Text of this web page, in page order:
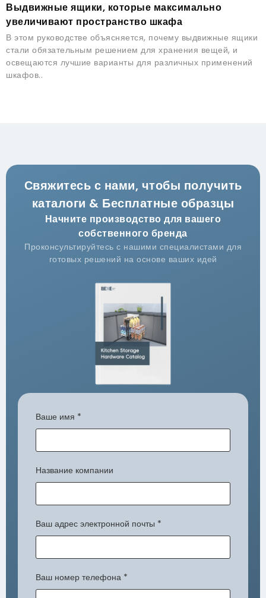
Выдвижные ящики, которые максимально
увеличивают пространство шкафа
В этом руководстве объясняется, почему выдвижные ящики
стали обязательным решением для хранения вещей, и
освещаются лучшие варианты для различных применений
шкафов..
Свяжитесь с нами, чтобы получить
каталоги & Бесплатные образцы
Начните производство для вашего
собственного бренда
Проконсультируйтесь с нашими специалистами для
готовых решений на основе ваших идей
Ваше имя *
Название компании
Ваш адрес электронной почты *
Ваш номер телефона *